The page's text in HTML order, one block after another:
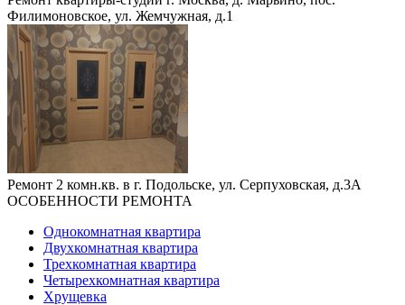
Филимоновское, ул. Жемчужная, д.1
Ремонт 2 комн.кв. в г. Подольске, ул. Серпуховская, д.3А
ОСОБЕННОСТИ РЕМОНТА
Однокомнатная квартира
Двухкомнатная квартира
Трехкомнатная квартира
Четырехкомнатная квартира
Хрущевка